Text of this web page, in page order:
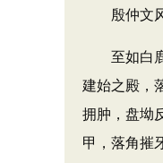
殷仲文风
至如白鹿
建始之殿，
拥肿，盘坳
甲，落角摧